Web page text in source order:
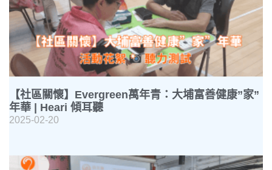
【社區關懷】Evergreen萬年青：大埔富善健康”家”
年華 | Heari 傾耳聽
2025-02-20